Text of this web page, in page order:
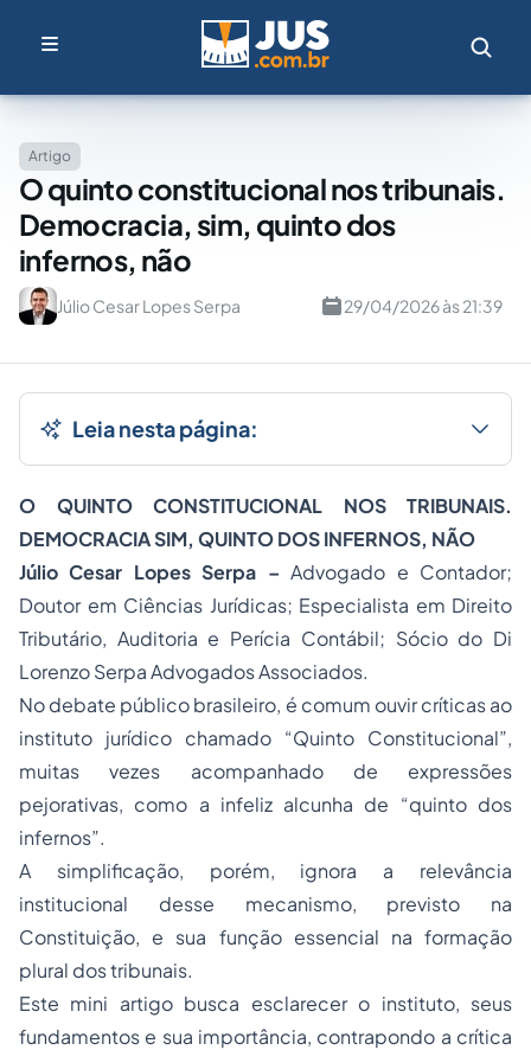
Artigo
O quinto constitucional nos tribunais.
Democracia, sim, quinto dos
infernos, não
Júlio Cesar Lopes Serpa 29/04/2026 às 21:39
Leia nesta página:
O QUINTO CONSTITUCIONAL NOS TRIBUNAIS.
DEMOCRACIA SIM, QUINTO DOS INFERNOS, NÃO
Júlio Cesar Lopes Serpa – Advogado e Contador;
Doutor em Ciências Jurídicas; Especialista em Direito
Tributário, Auditoria e Perícia Contábil; Sócio do Di
Lorenzo Serpa Advogados Associados.
No debate público brasileiro, é comum ouvir críticas ao
instituto jurídico chamado “Quinto Constitucional”,
muitas vezes acompanhado de expressões
pejorativas, como a infeliz alcunha de “quinto dos
infernos”.
A simplificação, porém, ignora a relevância
institucional desse mecanismo, previsto na
Constituição, e sua função essencial na formação
plural dos tribunais.
Este mini artigo busca esclarecer o instituto, seus
fundamentos e sua importância, contrapondo a crítica